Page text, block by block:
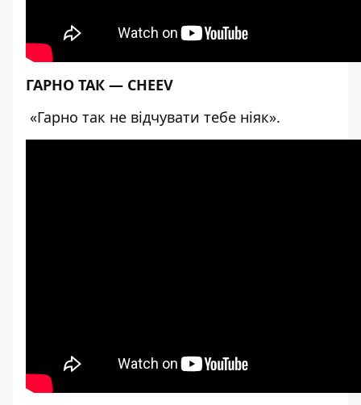
ГАРНО ТАК — CHEEV
«Гарно так не відчувати тебе ніяк».